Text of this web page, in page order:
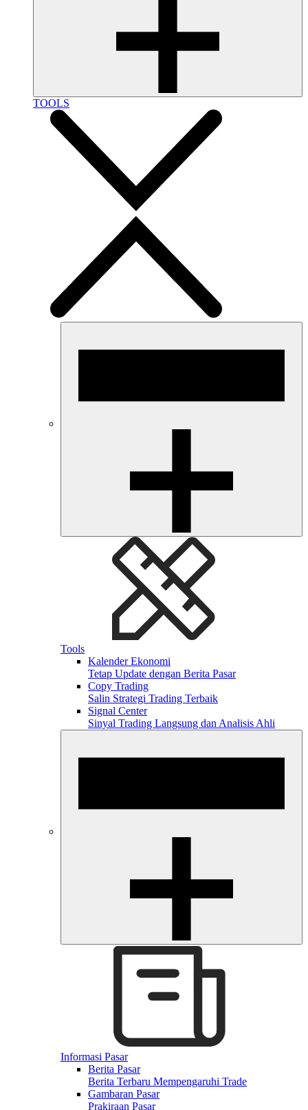
TOOLS
Tools
Kalender Ekonomi
Tetap Update dengan Berita Pasar
Copy Trading
Salin Strategi Trading Terbaik
Signal Center
Sinyal Trading Langsung dan Analisis Ahli
Informasi Pasar
Berita Pasar
Berita Terbaru Mempengaruhi Trade
Gambaran Pasar
Prakiraan Pasar